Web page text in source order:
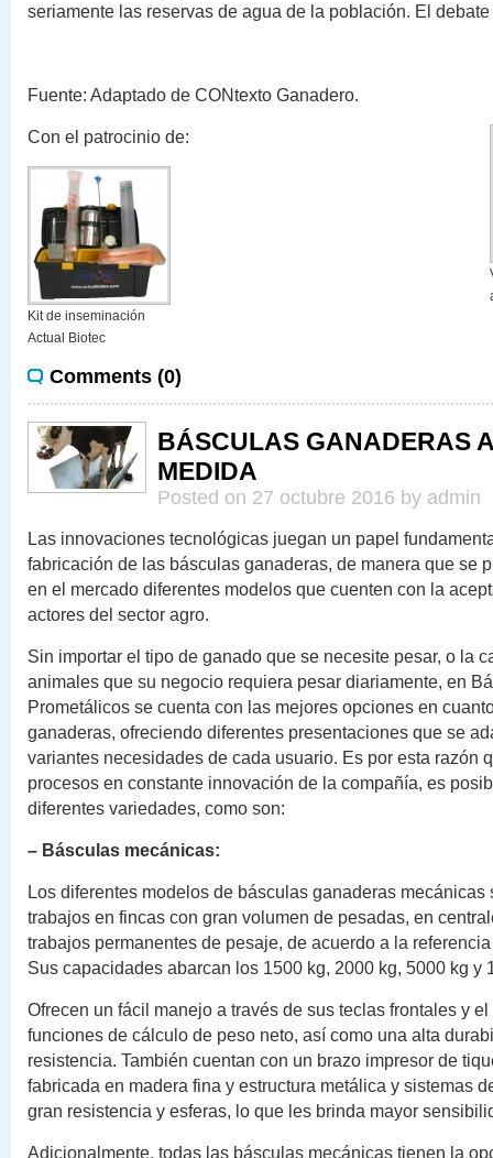
seriamente las reservas de agua de la población. El
Fuente: Adaptado de CONtexto Ganadero.
Con el patrocinio de:
Kit de inseminación
Actual Biotec
Comments (0)
BÁSCULAS GANADERAS
MEDIDA
Posted on 27 octubre 2016 by admin
Las innovaciones tecnológicas juegan un papel
fabricación de las básculas ganaderas, de manera que se
en el mercado diferentes modelos que cuenten con la
actores del sector agro.
Sin importar el tipo de ganado que se necesite pesar, o la
animales que su negocio requiera pesar diariamente, en
Prometálicos se cuenta con las mejores opciones en
ganaderas, ofreciendo diferentes presentaciones que se
variantes necesidades de cada usuario. Es por esta razón
procesos en constante innovación de la compañía, es
diferentes variedades, como son:
– Básculas mecánicas:
Los diferentes modelos de básculas ganaderas mecánicas
trabajos en fincas con gran volumen de pesadas, en
trabajos permanentes de pesaje, de acuerdo a la
Sus capacidades abarcan los 1500 kg, 2000 kg, 5000 kg y
Ofrecen un fácil manejo a través de sus teclas frontales y
funciones de cálculo de peso neto, así como una alta
resistencia. También cuentan con un brazo impresor de
fabricada en madera fina y estructura metálica y sistemas
gran resistencia y esferas, lo que les brinda mayor
Adicionalmente, todas las básculas mecánicas tienen la